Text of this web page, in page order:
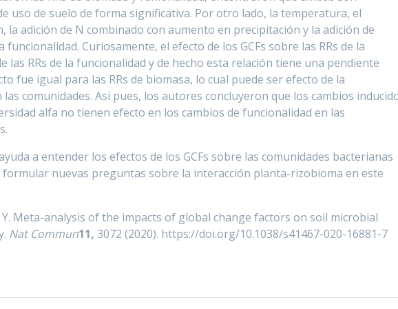
uso de suelo de forma significativa. Por otro lado, la temperatura, el
la adición de N combinado con aumento en precipitación y la adición de
Curiosamente, el efecto de los GCFs sobre las RRs de la
las RRs de la funcionalidad y de hecho esta relación tiene una pendiente
fue igual para las RRs de biomasa, lo cual puede ser efecto de la
comunidades. Así pues, los autores concluyeron que los cambios
alfa no tienen efecto en los cambios de funcionalidad en las
a entender los efectos de los GCFs sobre las comunidades bacterianas
formular nuevas preguntas sobre la interacción planta-rizobioma en este
Y. Meta-analysis of the impacts of global change factors on soil microbial
Nat Commun11,3072 (2020). https://doi.org/10.1038/s41467-020-16881-7